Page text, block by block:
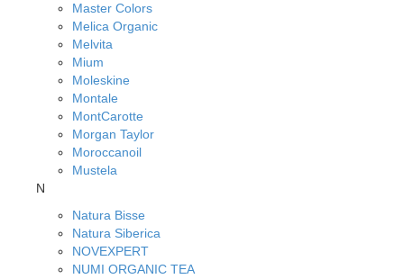
Master Colors
Melica Organic
Melvita
Mium
Moleskine
Montale
MontCarotte
Morgan Taylor
Moroccanoil
Mustela
N
Natura Bisse
Natura Siberica
NOVEXPERT
NUMI ORGANIC TEA